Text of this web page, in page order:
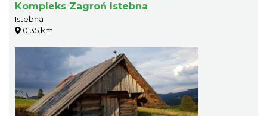
Kompleks Zagroń Istebna
Istebna
0.35 km